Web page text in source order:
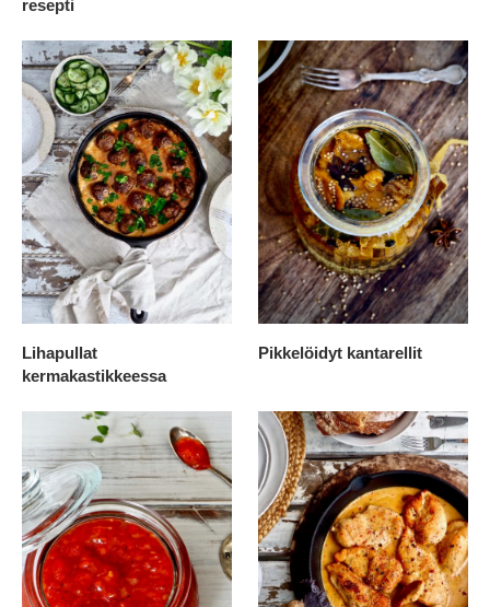
resepti
Lihapullat
kermakastikkeessa
Pikkelöidyt kantarellit